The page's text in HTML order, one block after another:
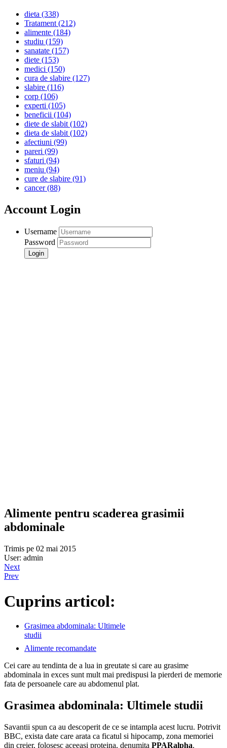
dieta (338)
Tratament(212)
alimente (184)
studiu (159)
sanatate (157)
diete (153)
medici (150)
cura de slabire (127)
slabire (116)
corp (106)
experti (105)
beneficii (104)
diete de slabit(102)
dieta de slabit(102)
afectiuni (99)
pareri (99)
sfaturi (94)
meniu (94)
cure de slabire (91)
cancer(88)
Account Login
Username
Password
Alimente pentru scaderea grasimii
abdominale
Trimis pe 02 mai 2015
User: admin
Next
Prev
Cuprins articol:
Grasimea abdominala: Ultimele
studii
Alimente recomandate
Cei care au tendinta de a lua in greutate si care au grasime
abdominala in exces sunt mult mai predispusi la pierderi de memorie
fata de persoanele care au abdomenul plat.
Grasimea abdominala: Ultimele studii
Savantii spun ca au descoperit de ce se intampla acest lucru. Potrivit
BBC, exista date care arata ca ficatul si hipocamp, zona memoriei
din creier, folosesc aceeasi proteina, denumita PPARalpha.